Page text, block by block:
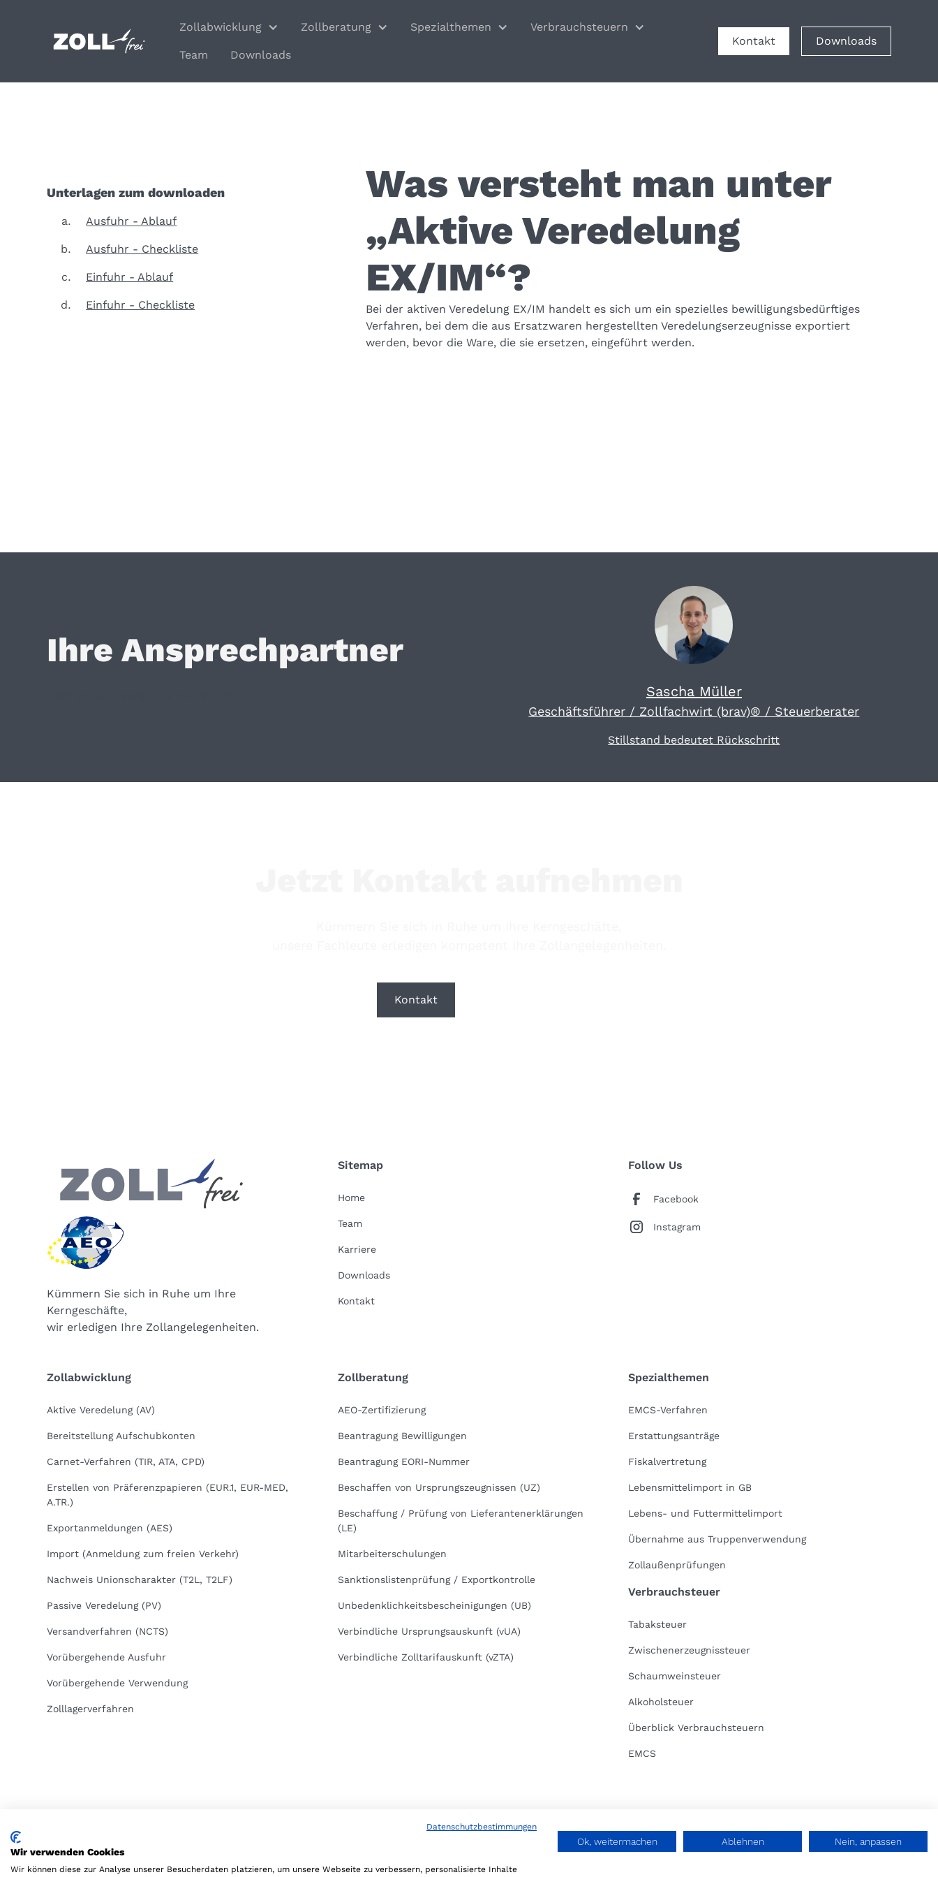
Zollabwicklung Zollberatung Spezialthemen Verbrauchsteuern
Team Downloads
Kontakt Downloads
Unterlagen zum downloaden
Ausfuhr - Ablauf
Ausfuhr - Checkliste
Einfuhr - Ablauf
Einfuhr - Checkliste
Was versteht man unter
„Aktive Veredelung
EX/IM“?
Bei der aktiven Veredelung EX/IM handelt es sich um ein spezielles bewilligungsbedürftiges
Verfahren, bei dem die aus Ersatzwaren hergestellten Veredelungserzeugnisse exportiert
werden, bevor die Ware, die sie ersetzen, eingeführt werden.
Ihre Ansprechpartner
Sascha Müller
Geschäftsführer / Zollfachwirt (brav)® / Steuerberater
Stillstand bedeutet Rückschritt
Kontakt
Kümmern Sie sich in Ruhe um Ihre
Kerngeschäfte,
wir erledigen Ihre Zollangelegenheiten.
Sitemap
Home
Team
Karriere
Downloads
Kontakt
Follow Us
Facebook
Instagram
Zollabwicklung
Aktive Veredelung (AV)
Bereitstellung Aufschubkonten
Carnet-Verfahren (TIR, ATA, CPD)
Erstellen von Präferenzpapieren (EUR.1, EUR-MED,
A.TR.)
Exportanmeldungen (AES)
Import (Anmeldung zum freien Verkehr)
Nachweis Unionscharakter (T2L, T2LF)
Passive Veredelung (PV)
Versandverfahren (NCTS)
Vorübergehende Ausfuhr
Vorübergehende Verwendung
Zolllagerverfahren
Zollberatung
AEO-Zertifizierung
Beantragung Bewilligungen
Beantragung EORI-Nummer
Beschaffen von Ursprungszeugnissen (UZ)
Beschaffung / Prüfung von Lieferantenerklärungen
(LE)
Mitarbeiterschulungen
Sanktionslistenprüfung / Exportkontrolle
Unbedenklichkeitsbescheinigungen (UB)
Verbindliche Ursprungsauskunft (vUA)
Verbindliche Zolltarifauskunft (vZTA)
Spezialthemen
EMCS-Verfahren
Erstattungsanträge
Fiskalvertretung
Lebensmittelimport in GB
Lebens- und Futtermittelimport
Übernahme aus Truppenverwendung
Zollaußenprüfungen
Verbrauchsteuer
Tabaksteuer
Zwischenerzeugnissteuer
Schaumweinsteuer
Alkoholsteuer
Überblick Verbrauchsteuern
EMCS
© 2022 ZOLL-frei Zollberatung mit Weitblick GmbH & Co. KG. All rights reserved. Webdesign by IT-Consulting GuK Datenschutz Impressum
Datenschutzbestimmungen
Wir verwenden Cookies
Wir können diese zur Analyse unserer Besucherdaten platzieren, um unsere Webseite zu verbessern, personalisierte Inhalte
Ok, weitermachen Ablehnen Nein, anpassen